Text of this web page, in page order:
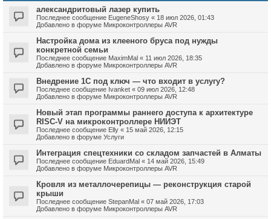
александритовый лазер купить
Последнее сообщение EugeneShosy « 18 июл 2026, 01:43
Добавлено в форуме Микроконтроллеры AVR
Настройка дома из клееного бруса под нужды
конкретной семьи
Последнее сообщение MaximMal « 11 июл 2026, 18:35
Добавлено в форуме Микроконтроллеры AVR
Внедрение 1С под ключ — что входит в услугу?
Последнее сообщение Ivanket « 09 июл 2026, 12:48
Добавлено в форуме Микроконтроллеры AVR
Новый этап программы раннего доступа к архитектуре
RISC-V на микроконтроллере НИИЭТ
Последнее сообщение Elly « 15 май 2026, 12:15
Добавлено в форуме Услуги
Интеграция спецтехники со складом запчастей в Алматы
Последнее сообщение EduardMal « 14 май 2026, 15:49
Добавлено в форуме Микроконтроллеры AVR
Кровля из металлочерепицы — реконструкция старой
крыши
Последнее сообщение StepanMal « 07 май 2026, 17:03
Добавлено в форуме Микроконтроллеры AVR